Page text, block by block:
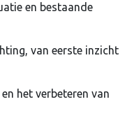
en bestaande
van eerste inzicht
het verbeteren van